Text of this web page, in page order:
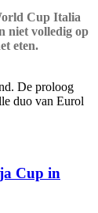
Cup Italia
niet volledig op
eten.
De proloog
duo van Eurol
Cup in